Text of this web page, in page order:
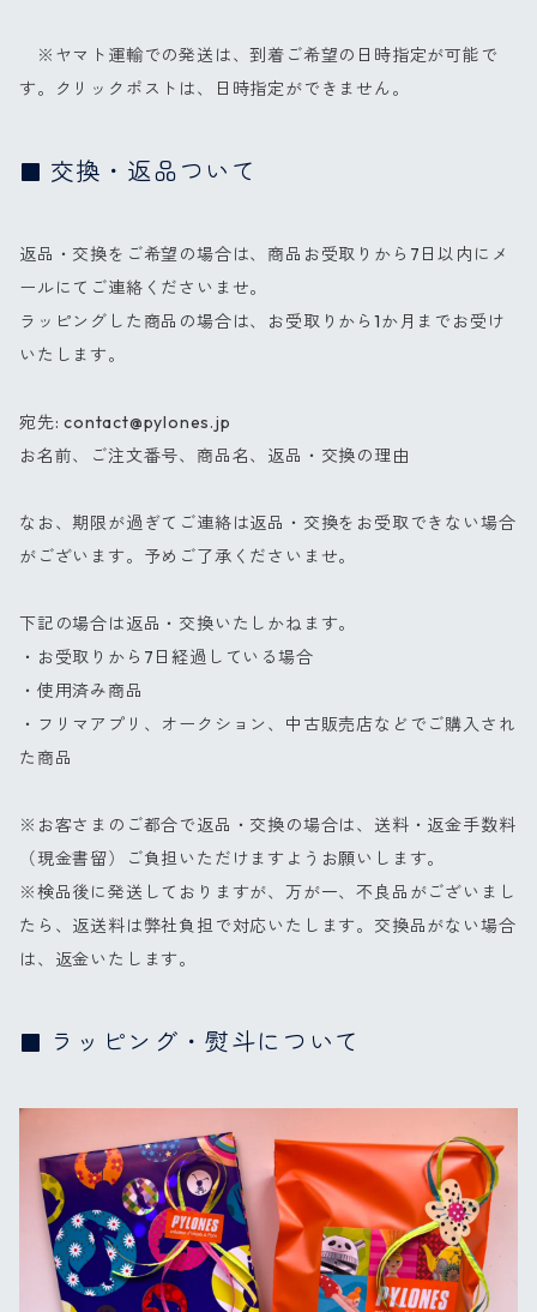
※ヤマト運輸での発送は、到着ご希望の日時指定が可能で
す。クリックポストは、日時指定ができません。
交換・返品ついて
返品・交換をご希望の場合は、商品お受取りから7日以内にメ
ールにてご連絡くださいませ。
ラッピングした商品の場合は、お受取りから1か月までお受け
いたします。
宛先:contact@pylones.jp
お名前、ご注文番号、商品名、返品・交換の理由
なお、期限が過ぎてご連絡は返品・交換をお受取できない場合
がございます。予めご了承くださいませ。
下記の場合は返品・交換いたしかねます。
・お受取りから7日経過している場合
・使用済み商品
・フリマアプリ、オークション、中古販売店などでご購入され
た商品
※お客さまのご都合で返品・交換の場合は、送料・返金手数料
（現金書留）ご負担いただけますようお願いします。
※検品後に発送しておりますが、万が一、不良品がございまし
たら、返送料は弊社負担で対応いたします。交換品がない場合
は、返金いたします。
ラッピング・熨斗について